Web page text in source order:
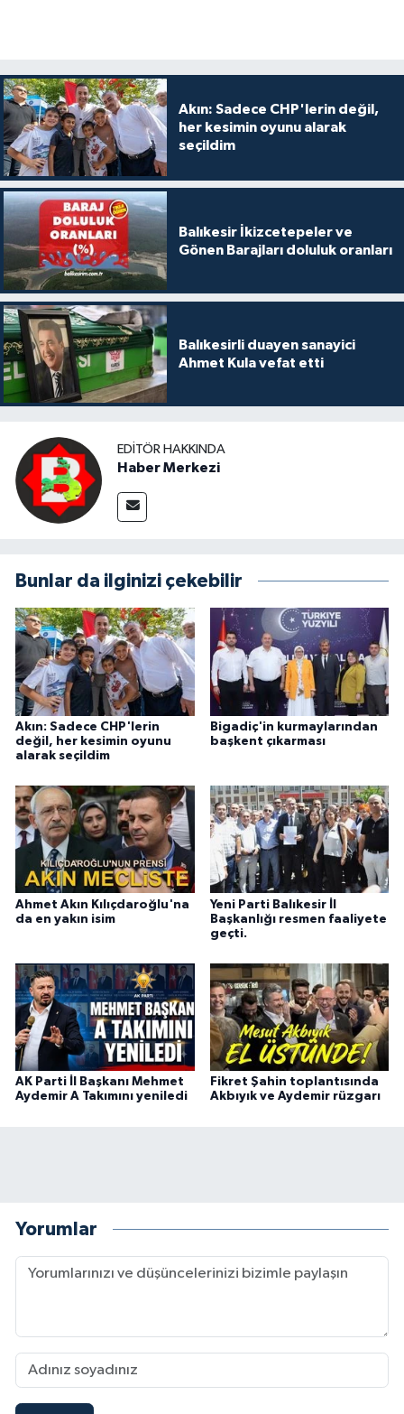
Akın: Sadece CHP'lerin değil,
her kesimin oyunu alarak
seçildim
Balıkesir İkizcetepeler ve
Gönen Barajları doluluk oranları
Balıkesirli duayen sanayici
Ahmet Kula vefat etti
EDITÖR HAKKINDA
Haber Merkezi
Bunlar da ilginizi çekebilir
Akın: Sadece CHP'lerin
değil, her kesimin oyunu
alarak seçildim
Bigadiç'in kurmaylarından
başkent çıkarması
Ahmet Akın Kılıçdaroğlu'na
da en yakın isim
Yeni Parti Balıkesir İl
Başkanlığı resmen faaliyete
geçti.
AK Parti İl Başkanı Mehmet
Aydemir A Takımını yeniledi
Fikret Şahin toplantısında
Akbıyık ve Aydemir rüzgarı
Yorumlar